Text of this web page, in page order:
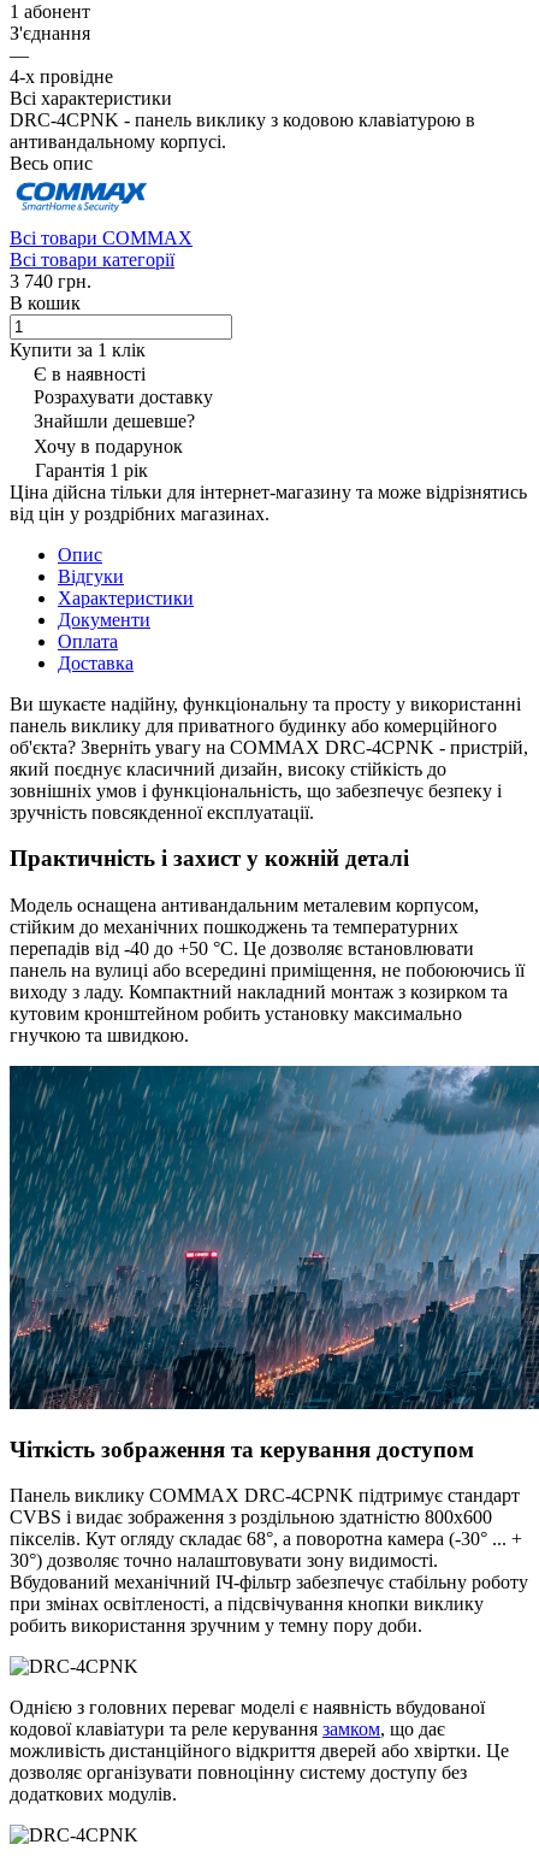
1 абонент
З'єднання
—
4-х провідне
Всі характеристики
DRC-4CPNK - панель виклику з кодовою клавіатурою в
антивандальному корпусі.
Весь опис
Всі товари COMMAX
Всі товари категорії
3 740 грн.
В кошик
Купити за 1 клiк
Є в наявності
Розрахувати доставку
Знайшли дешевше?
Хочу в подарунок
Гарантія 1 рік
Ціна дійсна тільки для інтернет-магазину та може відрізнятись
від цін у роздрібних магазинах.
Опис
Відгуки
Характеристики
Документи
Оплата
Доставка
Ви шукаєте надійну, функціональну та просту у використанні
панель виклику для приватного будинку або комерційного
об'єкта? Зверніть увагу на COMMAX DRC-4CPNK - пристрій,
який поєднує класичний дизайн, високу стійкість до
зовнішніх умов і функціональність, що забезпечує безпеку і
зручність повсякденної експлуатації.
Практичність і захист у кожній деталі
Модель оснащена антивандальним металевим корпусом,
стійким до механічних пошкоджень та температурних
перепадів від -40 до +50 °C. Це дозволяє встановлювати
панель на вулиці або всередині приміщення, не побоюючись її
виходу з ладу. Компактний накладний монтаж з козирком та
кутовим кронштейном робить установку максимально
гнучкою та швидкою.
Чіткість зображення та керування доступом
Панель виклику COMMAX DRC-4CPNK підтримує стандарт
CVBS і видає зображення з роздільною здатністю 800x600
пікселів. Кут огляду складає 68°, а поворотна камера (-30° ... +
30°) дозволяє точно налаштовувати зону видимості.
Вбудований механічний ІЧ-фільтр забезпечує стабільну роботу
при змінах освітленості, а підсвічування кнопки виклику
робить використання зручним у темну пору доби.
Однією з головних переваг моделі є наявність вбудованої
кодової клавіатури та реле керування замком, що дає
можливість дистанційного відкриття дверей або хвіртки. Це
дозволяє організувати повноцінну систему доступу без
додаткових модулів.